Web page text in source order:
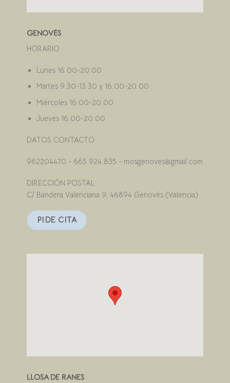
GENOVÉS
HORARIO
Lunes 16.00-20.00
Martes 9.30-13.30 y 16.00-20.00
Miércoles 16.00-20.00
Jueves 16.00-20.00
DATOS CONTACTO
962204470 - 665 924 835 - mosgenoves@gmail.com
DIRECCIÓN POSTAL
C/ Bandera Valenciana 9, 46894 Genovés (Valencia)
PIDE CITA
LLOSA DE RANES